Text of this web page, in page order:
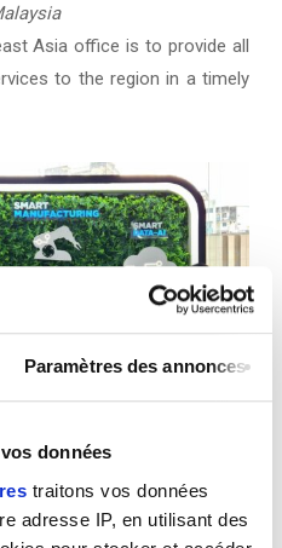
Paramètres des annonces
données
traitons vos données
adresse IP, en utilisant des
Asia office is to provide all
to the region in a timely